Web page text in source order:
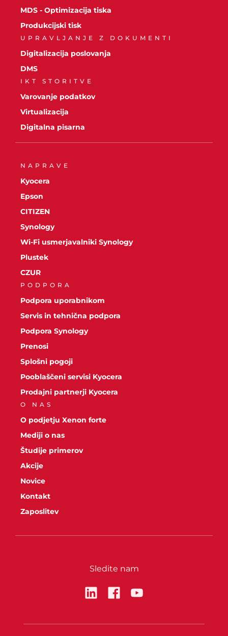
MDS - Optimizacija tiska
Produkcijski tisk
UPRAVLJANJE Z DOKUMENTI
Digitalizacija poslovanja
DMS
IKT STORITVE
Varovanje podatkov
Virtualizacija
Digitalna pisarna
NAPRAVE
Kyocera
Epson
CITIZEN
Synology
Wi-Fi usmerjavalniki Synology
Plustek
CZUR
PODPORA
Podpora uporabnikom
Servis in tehnična podpora
Podpora Synology
Prenosi
Splošni pogoji
Pooblaščeni servisi Kyocera
Prodajni partnerji Kyocera
O NAS
O podjetju Xenon forte
Mediji o nas
Študije primerov
Akcije
Novice
Kontakt
Zaposlitev
Sledite nam